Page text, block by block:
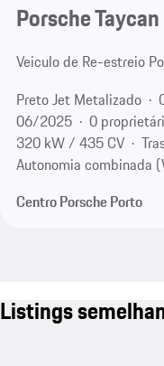
Porsche
Veiculo de Re-estreio
Preto Jet Metalizado
06/2025
0
320 kW / 435 CV
Autonomia combinada
Centro Porsche Porto
Listings